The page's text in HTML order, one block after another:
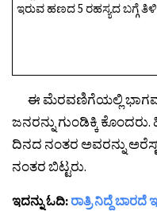
ಇರುವ ಹಣದ 5 ರಹಸ್ಯದ ಬಗ್ಗೆ
ಈ ಮೆರವಣಿಗೆಯಲ್ಲಿ
ಜನರನ್ನು ಗುಂಡಿಕ್ಕಿ
ದಿನದ ನಂತರ ಅವರನ್ನು
ನಂತರ ಬಿಟ್ಟರು.
ಇದನ್ನು ಓದಿ: ರಾತ್ರಿ ನಿದ್ದೆ ಬಾರದೆ